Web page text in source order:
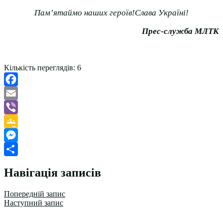
Пам’ятаймо наших героїв!Слава Україні!
Прес-служба МЛТК
Кількість переглядів: 6
Facebook
Email
Viber
Google
Classroom
Messenger
Навігація записів
Попередній запис
Наступний запис